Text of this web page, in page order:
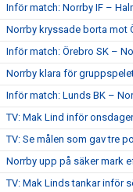
Inför match: Norrby IF –
Norrby kryssade borta mot
Inför match: Örebro SK –
Norrby klara för
Inför match: Lunds BK –
TV: Mak Lind inför
TV: Se målen som gav tre
Norrby upp på säker mark
TV: Mak Linds tankar inför